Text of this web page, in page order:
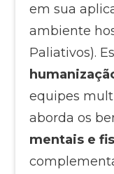
em sua
ambiente
Paliativos).
equipes
aborda os
mentais e